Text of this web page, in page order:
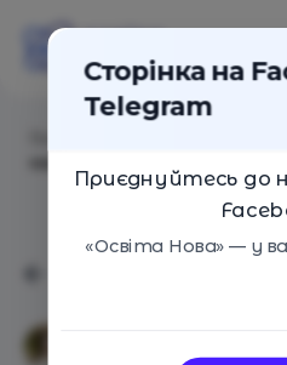
Сторінка на
Telegram
Приєднуйтесь до
«Освіта Нова» — у